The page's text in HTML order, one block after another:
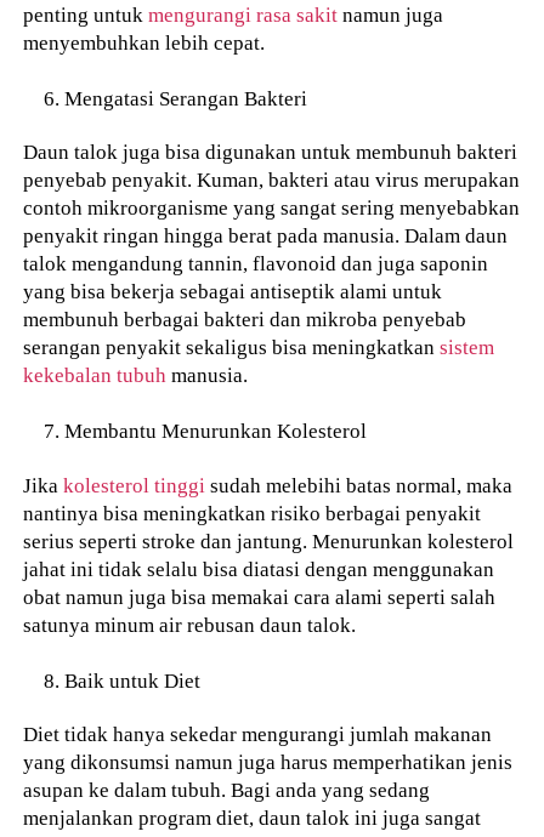
penting untukmengurangi rasa sakit namun juga
menyembuhkan lebih cepat.
Mengatasi Serangan Bakteri
Daun talok juga bisa digunakan untuk membunuh bakteri
penyebab penyakit. Kuman, bakteri atau virus merupakan
contoh mikroorganisme yang sangat sering menyebabkan
penyakit ringan hingga berat pada manusia. Dalam daun
talok mengandung tannin, flavonoid dan juga saponin
yang bisa bekerja sebagai antiseptik alami untuk
membunuh berbagai bakteri dan mikroba penyebab
serangan penyakit sekaligus bisa meningkatkansistem
kekebalan tubuh manusia.
Membantu Menurunkan Kolesterol
Jikakolesterol tinggi sudah melebihi batas normal, maka
nantinya bisa meningkatkan risiko berbagai penyakit
serius seperti stroke dan jantung. Menurunkan kolesterol
jahat ini tidak selalu bisa diatasi dengan menggunakan
obat namun juga bisa memakai cara alami seperti salah
satunya minum air rebusan daun talok.
Baik untuk Diet
Diet tidak hanya sekedar mengurangi jumlah makanan
yang dikonsumsi namun juga harus memperhatikan jenis
asupan ke dalam tubuh. Bagi anda yang sedang
menjalankan program diet, daun talok ini juga sangat